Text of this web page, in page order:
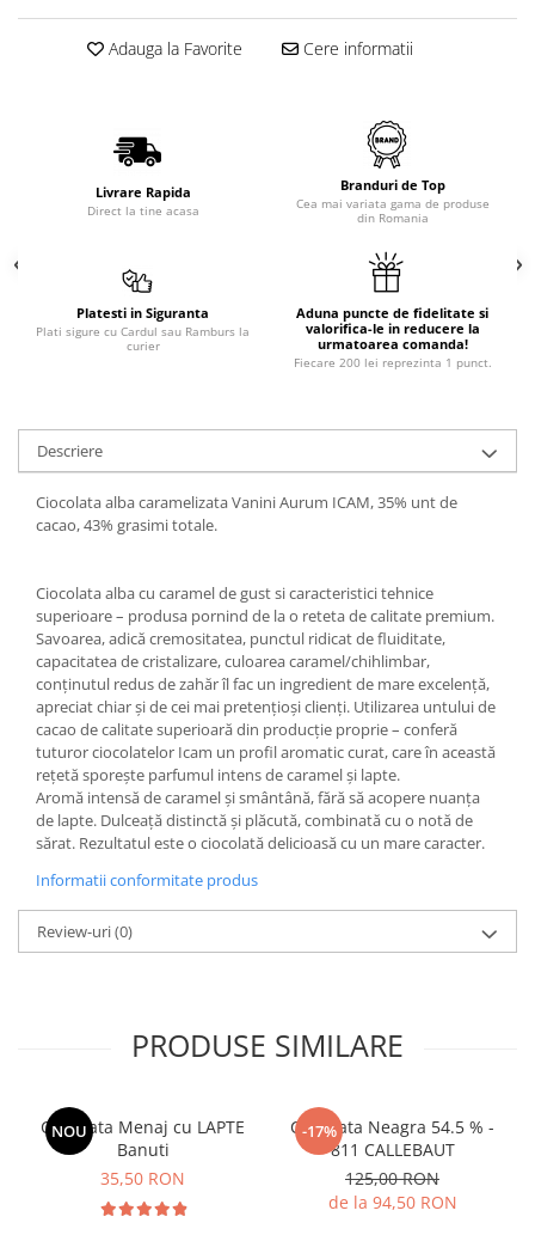
Adauga la Favorite Cere informatii
Livrare Rapida
Direct la tine acasa
Branduri de Top
Cea mai variata gama de produse
din Romania
Platesti in Siguranta
Plati sigure cu Cardul sau Ramburs la
curier
Aduna puncte de fidelitate si
valorifica-le in reducere la
urmatoarea comanda!
Fiecare 200 lei reprezinta 1 punct.
Descriere
Ciocolata alba caramelizata Vanini Aurum ICAM, 35% unt de
cacao, 43% grasimi totale.
Ciocolata alba cu caramel de gust si caracteristici tehnice
superioare – produsa pornind de la o reteta de calitate premium.
Savoarea, adică cremositatea, punctul ridicat de fluiditate,
capacitatea de cristalizare, culoarea caramel/chihlimbar,
conținutul redus de zahăr îl fac un ingredient de mare excelență,
apreciat chiar și de cei mai pretențioși clienți. Utilizarea untului de
cacao de calitate superioară din producție proprie – conferă
tuturor ciocolatelor Icam un profil aromatic curat, care în această
rețetă sporește parfumul intens de caramel și lapte.
Aromă intensă de caramel și smântână, fără să acopere nuanța
de lapte. Dulceață distinctă și plăcută, combinată cu o notă de
sărat. Rezultatul este o ciocolată delicioasă cu un mare caracter.
Informatii conformitate produs
Review-uri(0)
PRODUSE SIMILARE
NOU
Ciocolata Menaj cu LAPTE
Banuti
35,50 RON
-17%
Ciocolata Neagra 54.5 % -
811 CALLEBAUT
125,00 RON
de la 94,50 RON